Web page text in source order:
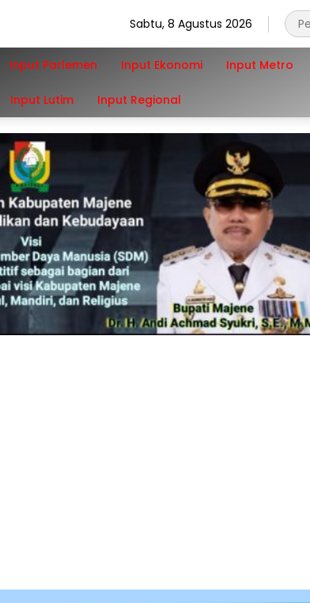
Sabtu, 8 Agustus 2026
Input Parlemen Input Ekonomi Input Metro
Input Lutim Input Regional